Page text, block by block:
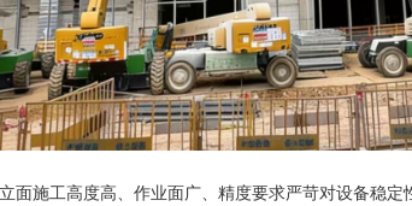
面施工高度高、作业面广、精度要求严苛对设备稳